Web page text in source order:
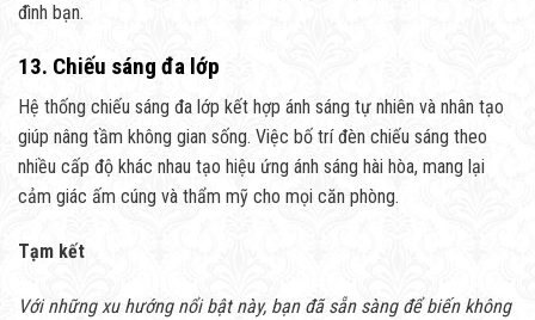
đình bạn.
13. Chiếu sáng đa lớp
Hệ thống chiếu sáng đa lớp kết hợp ánh sáng tự nhiên và nhân tạo
giúp nâng tầm không gian sống. Việc bố trí đèn chiếu sáng theo
nhiều cấp độ khác nhau tạo hiệu ứng ánh sáng hài hòa, mang lại
cảm giác ấm cúng và thẩm mỹ cho mọi căn phòng.
Tạm kết
Với những xu hướng nổi bật này, bạn đã sẵn sàng để biến không